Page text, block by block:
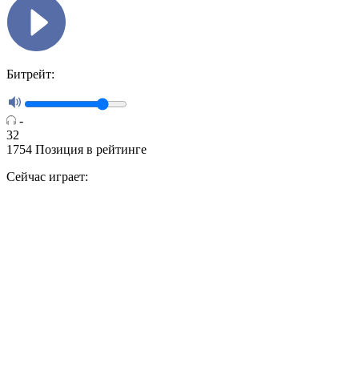
Битрейт:
-
32
1754 Позиция в рейтинге
Сейчас играет: